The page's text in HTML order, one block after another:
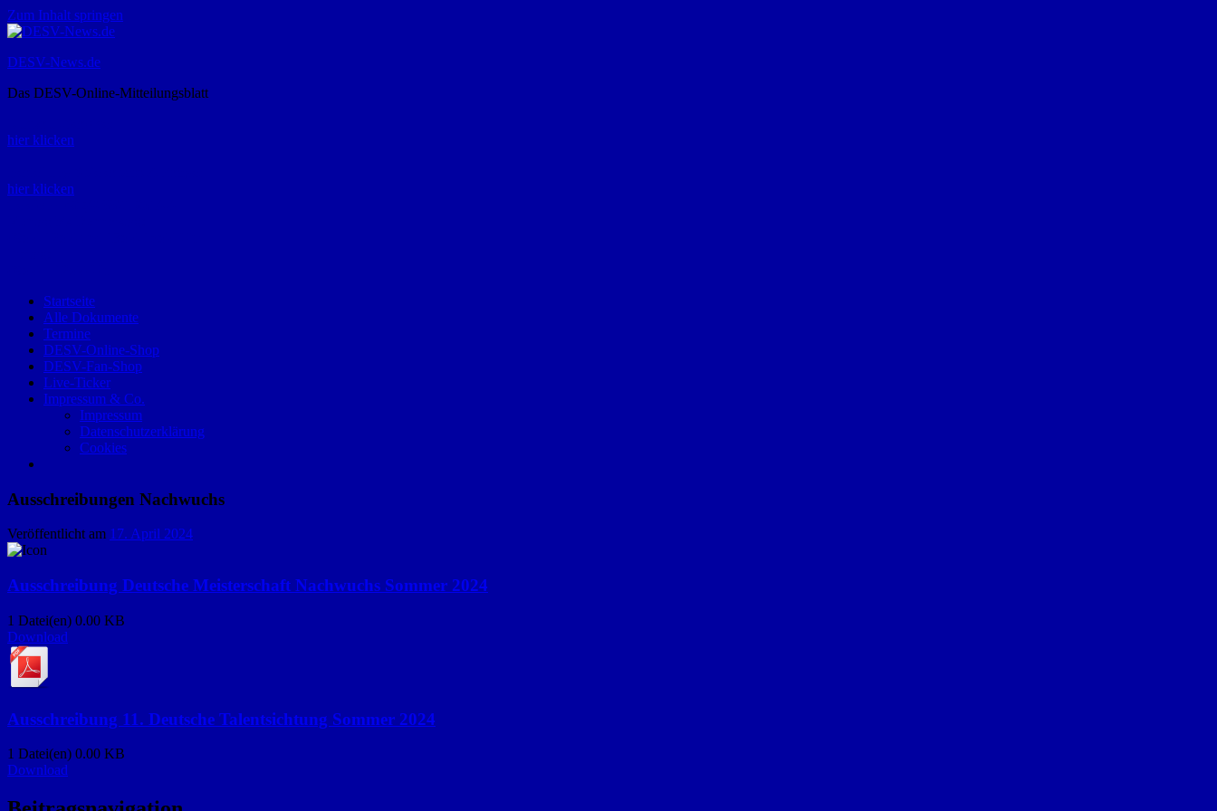
Zum Inhalt springen
DESV-News.de
Das DESV-Online-Mitteilungsblatt
hier klicken
hier klicken
Startseite
Alle Dokumente
Termine
DESV-Online-Shop
DESV-Fan-Shop
Live-Ticker
Impressum & Co.
Impressum
Datenschutzerklärung
Cookies
Ausschreibungen Nachwuchs
Veröffentlicht am 17. April 2024
Ausschreibung Deutsche Meisterschaft Nachwuchs Sommer 2024
1 Datei(en) 0.00 KB
Download
Ausschreibung 11. Deutsche Talentsichtung Sommer 2024
1 Datei(en) 0.00 KB
Download